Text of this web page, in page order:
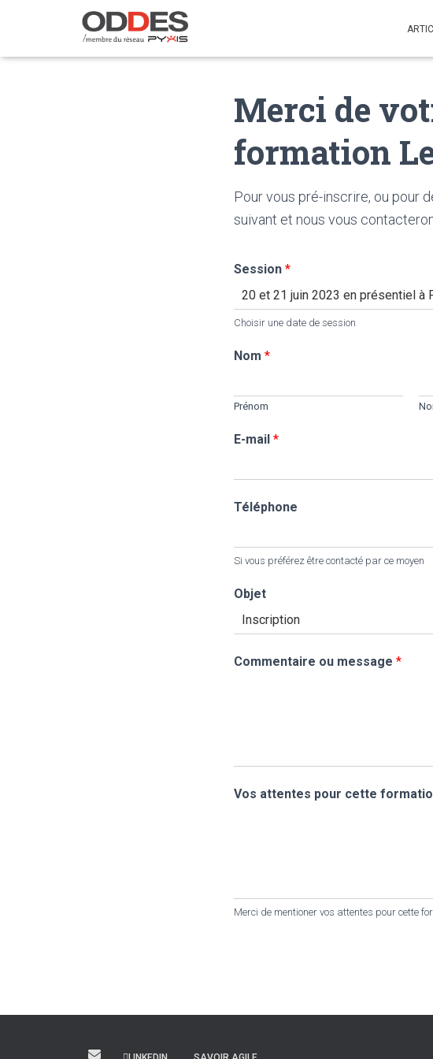
Merci de
formation
Pour vous pré-inscrire, ou pour
suivant et nous vous
Session *
Choisir une date de session
Nom *
Prénom
E-mail *
Téléphone
Si vous préférez être contacté par ce moyen
Objet
Commentaire ou message *
Vos attentes pour cette
Merci de mentioner vos attentes pour cette